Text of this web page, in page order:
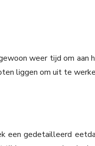
weer tijd om
liggen om uit te
een gedetailleerd